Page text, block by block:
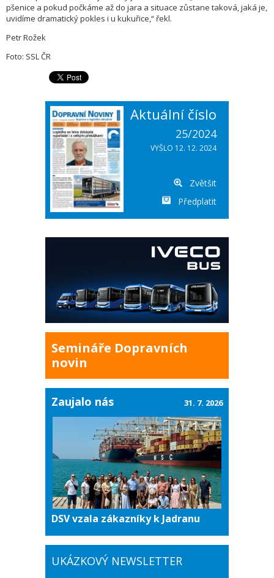
pšenice a pokud počkáme až do jara a situace zůstane taková, jaká je,
uvidíme dramatický pokles i u kukuřice,“ řekl.
Petr Rožek
Foto: SSL ČR
Aktuální číslo
25/2024
VYŠLO 12. 12. 2024
Zvětšit
Předplatit
Semináře Dopravních
novin
Zaujalo nás
DSV vzala zákazníky k Jadranu
31. 7. 2026
UKÁZKOVÝ NEWSLETTER